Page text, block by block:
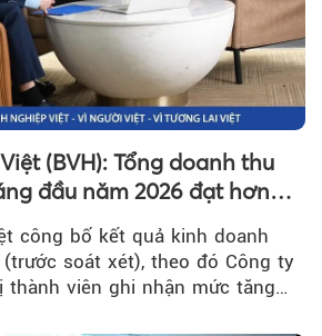
(BVH): Tổng doanh thu
đầu năm 2026 đạt hơn
tăng trưởng 9,2%
công bố kết quả kinh doanh
soát xét), theo đó Công ty
thành viên ghi nhận mức tăng